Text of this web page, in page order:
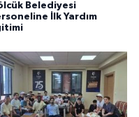
Belediyesi
İlk Yardım